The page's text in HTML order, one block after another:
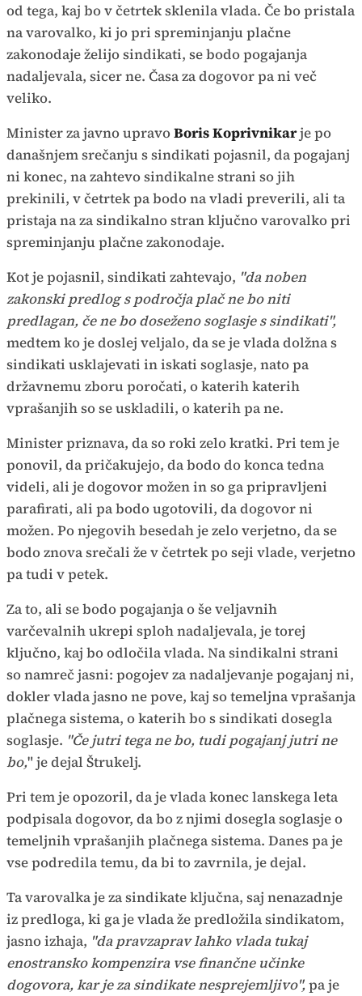
od tega, kaj bo v četrtek sklenila vlada. Če bo pristala
na varovalko, ki jo pri spreminjanju plačne
zakonodaje želijo sindikati, se bodo pogajanja
nadaljevala, sicer ne. Časa za dogovor pa ni več
veliko.
Minister za javno upravoBoris Koprivnikarje po
današnjem srečanju s sindikati pojasnil, da pogajanj
ni konec, na zahtevo sindikalne strani so jih
prekinili, v četrtek pa bodo na vladi preverili, ali ta
pristaja na za sindikalno stran ključno varovalko pri
spreminjanju plačne zakonodaje.
Kot je pojasnil, sindikati zahtevajo, "da noben
zakonski predlog s področja plač ne bo niti
predlagan, če ne bo doseženo soglasje s sindikati",
medtem ko je doslej veljalo, da se je vlada dolžna s
sindikati usklajevati in iskati soglasje, nato pa
državnemu zboru poročati, o katerih katerih
vprašanjih so se uskladili, o katerih pa ne.
Minister priznava, da so roki zelo kratki. Pri tem je
ponovil, da pričakujejo, da bodo do konca tedna
videli, ali je dogovor možen in so ga pripravljeni
parafirati, ali pa bodo ugotovili, da dogovor ni
možen. Po njegovih besedah je zelo verjetno, da se
bodo znova srečali že v četrtek po seji vlade, verjetno
pa tudi v petek.
Za to, ali se bodo pogajanja o še veljavnih
varčevalnih ukrepi sploh nadaljevala, je torej
ključno, kaj bo odločila vlada. Na sindikalni strani
so namreč jasni: pogojev za nadaljevanje pogajanj ni,
dokler vlada jasno ne pove, kaj so temeljna vprašanja
plačnega sistema, o katerih bo s sindikati dosegla
soglasje. "Če jutri tega ne bo, tudi pogajanj jutri ne
bo," je dejal Štrukelj.
Pri tem je opozoril, da je vlada konec lanskega leta
podpisala dogovor, da bo z njimi dosegla soglasje o
temeljnih vprašanjih plačnega sistema. Danes pa je
vse podredila temu, da bi to zavrnila, je dejal.
Ta varovalka je za sindikate ključna, saj nenazadnje
iz predloga, ki ga je vlada že predložila sindikatom,
jasno izhaja, "da pravzaprav lahko vlada tukaj
enostransko kompenzira vse finančne učinke
dogovora, kar je za sindikate nesprejemljivo",pa je